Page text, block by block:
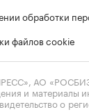
обработки
файлов cookie
АО
и материалы
о